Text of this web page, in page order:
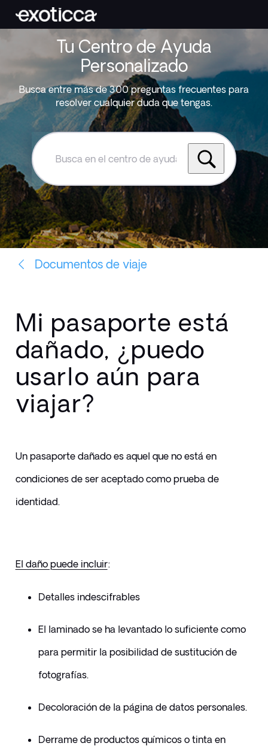
Tu Centro de Ayuda
Personalizado
Busca entre más de 300 preguntas frecuentes para
resolver cualquier duda que tengas.
Busca
el
centro
de
ayuda
de
Exoticca
Documentos de viaje
Mi pasaporte está
dañado, ¿puedo
usarlo aún para
viajar?
Un pasaporte dañado es aquel que no está en
condiciones de ser aceptado como prueba de
identidad.
El daño puede incluir:
Detalles indescifrables
El laminado se ha levantado lo suficiente como
para permitir la posibilidad de sustitución de
fotografías.
Decoloración de la página de datos personales.
Derrame de productos químicos o tinta en